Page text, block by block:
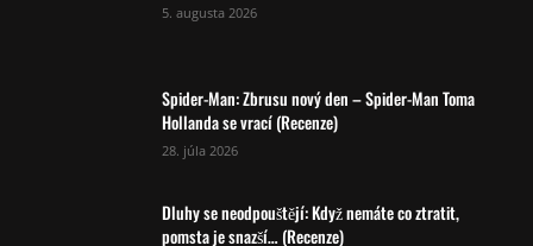
5. augusta 2026
Spider-Man: Zbrusu nový den – Spider-Man Toma
Hollanda se vrací (Recenze)
28. júla 2026
Dluhy se neodpouštějí: Když nemáte co ztratit,
pomsta je snazší… (Recenze)